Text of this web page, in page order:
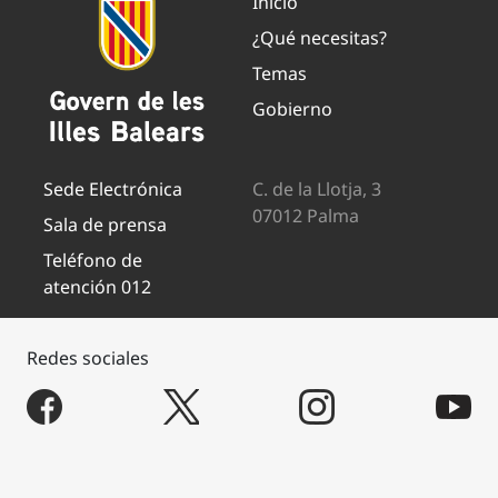
¿Qué necesitas?
Temas
Gobierno
Sede Electrónica
Sala de prensa
Teléfono de
atención 012
C. de la Llotja, 3
07012 Palma
Redes sociales